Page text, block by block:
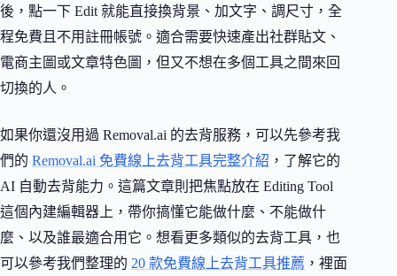
後，點一下 Edit 就能直接換背景、加文字、調尺寸，全
程免費且不用註冊帳號。適合需要快速產出社群貼文、
電商主圖或文章特色圖，但又不想在多個工具之間來回
切換的人。
如果你還沒用過 Removal.ai 的去背服務，可以先參考我
們的 Removal.ai 免費線上去背工具完整介紹 ，了解它的
AI 自動去背能力。這篇文章則把焦點放在 Editing Tool
這個內建編輯器上，帶你搞懂它能做什麼、不能做什
麼、以及誰最適合用它。想看更多類似的去背工具，也
可以參考我們整理的 20 款免費線上去背工具推薦 ，裡面